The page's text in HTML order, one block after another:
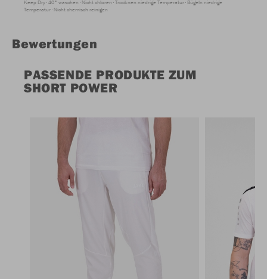
Keep Dry 40° waschen Nicht chloren Trocknen niedrige Temperatur Bügeln niedrige
Temperatur Nicht chemisch reinigen
Bewertungen
PASSENDE PRODUKTE ZUM
SHORT POWER